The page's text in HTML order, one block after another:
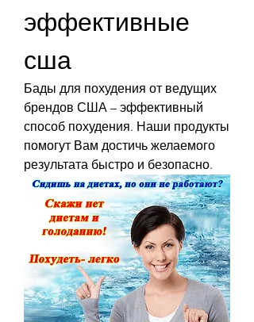
эффективные
сша
Бады для похудения от ведущих
брендов США – эффективный
способ похудения. Наши продукты
помогут Вам достичь желаемого
результата быстро и безопасно.